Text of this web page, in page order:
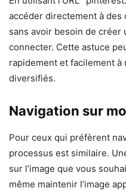
accéder directement à des
sans avoir besoin de créer
connecter. Cette astuce
rapidement et facilement
diversifiés.
Navigation sur
Pour ceux qui préfèrent
processus est similaire.
sur l’image que vous
même maintenir l’image